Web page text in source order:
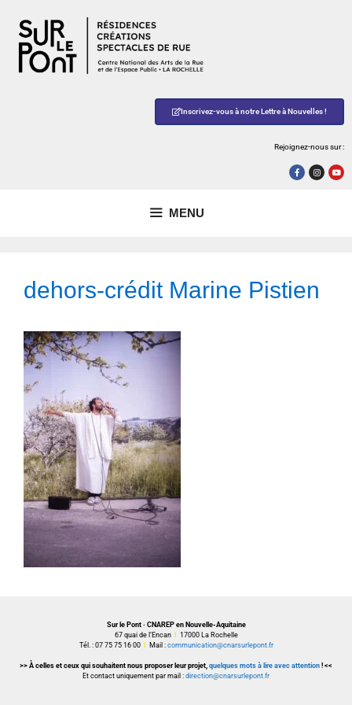
Inscrivez-vous à notre Lettre à Nouvelles !
Rejoignez-nous sur :
MENU
dehors-crédit Marine Pistien
Sur le Pont · CNAREP en Nouvelle-Aquitaine
67 quai de l’Encan
17000 La Rochelle
Tél. : 07 75 75 16 00
Mail : communication@cnarsurlepont.fr
>> À celles et ceux qui souhaitent nous proposer leur projet, quelques mots à lire avec attention ! <<
Et contact uniquement par mail : direction@cnarsurlepont.fr